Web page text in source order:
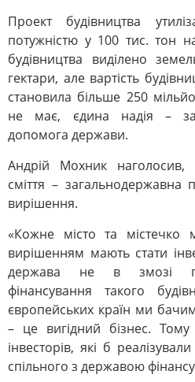
Проект будівництва
потужністю у 100 тис. тон
будівництва виділено
гектари, але вартість
становила більше 250
не має, єдина надія –
допомога держави.
Андрій Мохник
сміття – загальнодержавна
вирішення.
«Кожне місто та
вирішенням мають стати
держава не в змозі
фінансування такого
європейських країн ми
– це вигідний бізнес. Тому
інвесторів, які б
спільного з державою